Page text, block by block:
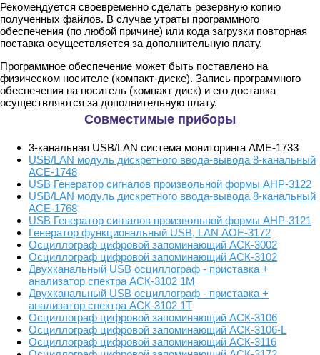
Рекомендуется своевременно сделать резервную копию
полученных файлов. В случае утраты программного
обеспечения (по любой причине) или кода загрузки повторная
поставка осуществляется за дополнительную плату.
Программное обеспечение может быть поставлено на
физическом носителе (компакт-диске). Запись программного
обеспечения на носитель (компакт диск) и его доставка
осуществляются за дополнительную плату.
Совместимые приборы
3-канальная USB/LAN система мониторинга АМЕ-1733
USB/LAN модуль дискретного ввода-вывода 8-канальный
АСЕ-1748
USB Генератор сигналов произвольной формы АНР-3122
USB/LAN модуль дискретного ввода-вывода 8-канальный
АСЕ-1768
USB Генератор сигналов произвольной формы АНР-3121
Генератор функциональный USB, LAN АОЕ-3172
Осциллограф цифровой запоминающий АСК-3002
Осциллограф цифровой запоминающий АСК-3102
Двухканальный USB осциллограф - приставка +
анализатор спектра АСК-3102 1М
Двухканальный USB осциллограф - приставка +
анализатор спектра АСК-3102 1Т
Осциллограф цифровой запоминающий АСК-3106
Осциллограф цифровой запоминающий АСК-3106-L
Осциллограф цифровой запоминающий АСК-3116